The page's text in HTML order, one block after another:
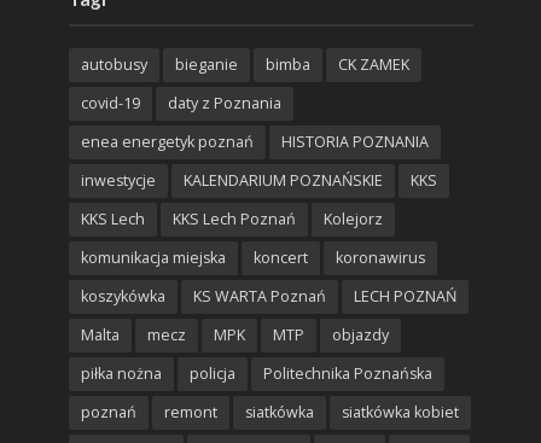
autobusy bieganie bimba
CK ZAMEK
covid-19
daty z Poznania
enea energetyk poznań
HISTORIA POZNANIA
inwestycje
KALENDARIUM POZNAŃSKIE
KKS
KKS Lech
KKS Lech Poznań
Kolejorz
komunikacja miejska
koncert
koronawirus
koszykówka
KS WARTA Poznań
LECH POZNAŃ
Malta
mecz MPK MTP
objazdy
piłka nożna
policja
Politechnika Poznańska
poznań
remont siatkówka
siatkówka kobiet